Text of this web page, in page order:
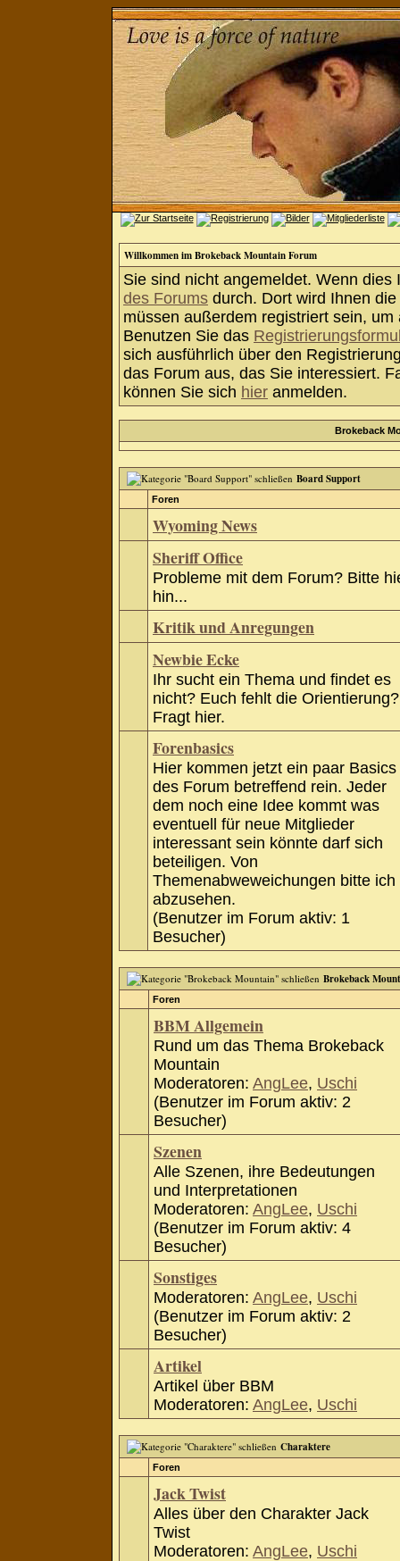
Willkommen im Brokeback Mountain Forum
Sie sind nicht angemeldet. Wenn
des Forums durch. Dort wird Ihnen
müssen außerdem registriert sein,
Benutzen Sie das
sich ausführlich über den
das Forum aus, das Sie interessiert.
können Sie sich hier anmelden.
Brokeback
Board Support
Foren
Wyoming News
Sheriff Office
Probleme mit dem Forum? Bitte
hin...
Kritik und Anregungen
Newbie Ecke
Ihr sucht ein Thema und findet es
nicht? Euch fehlt die Orientierung?
Fragt hier.
Forenbasics
Hier kommen jetzt ein paar Basics
des Forum betreffend rein. Jeder
dem noch eine Idee kommt was
eventuell für neue Mitglieder
interessant sein könnte darf sich
beteiligen. Von
Themenabweweichungen bitte ich
abzusehen.
(Benutzer im Forum aktiv: 1
Besucher)
Brokeback
Foren
BBM Allgemein
Rund um das Thema Brokeback
Mountain
Moderatoren: AngLee, Uschi
(Benutzer im Forum aktiv: 2
Besucher)
Szenen
Alle Szenen, ihre Bedeutungen
und Interpretationen
Moderatoren: AngLee, Uschi
(Benutzer im Forum aktiv: 4
Besucher)
Sonstiges
Moderatoren: AngLee, Uschi
(Benutzer im Forum aktiv: 2
Besucher)
Artikel
Artikel über BBM
Moderatoren: AngLee, Uschi
Charaktere
Foren
Jack Twist
Alles über den Charakter Jack
Twist
Moderatoren: AngLee, Uschi